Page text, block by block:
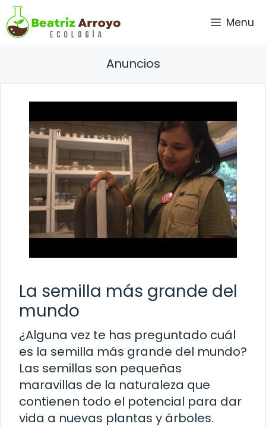
Saltar
al
contenido
Menu
Anuncios
La semilla más grande del
mundo
¿Alguna vez te has preguntado cuál
es la semilla más grande del mundo?
Las semillas son pequeñas
maravillas de la naturaleza que
contienen todo el potencial para dar
vida a nuevas plantas y árboles.